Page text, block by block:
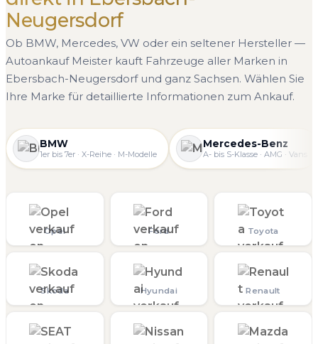
Neugersdorf
Ob BMW, Mercedes, VW oder ein seltener Hersteller —
Autoankauf Meister kauft Fahrzeuge aller Marken in
Ebersbach-Neugersdorf und ganz Sachsen. Wählen Sie
Ihre Marke für detaillierte Informationen zum Ankauf.
BMW
1er bis 7er · X-Reihe · M-Modelle
Mercedes-Benz
A- bis S-Klasse · AMG · Vans
Opel Ford Toyota
Skoda Hyundai Renault